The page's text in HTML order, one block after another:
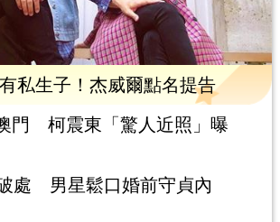
私生子！杰威爾點名提告
門 柯震東「驚人近照」曝
處 男星鬆口婚前守貞內